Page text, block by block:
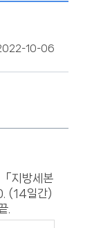
10-06
지방세본
(14일간)
.